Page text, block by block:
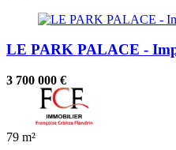
LE PARK PALACE -
3 700 000 €
79 m²